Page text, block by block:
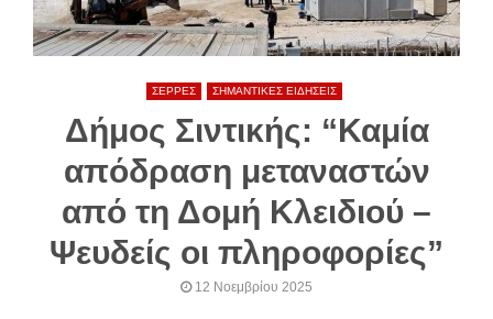
ΣΕΡΡΕΣ ΣΗΜΑΝΤΙΚΕΣ ΕΙΔΗΣΕΙΣ
Δήμος Σιντικής: “Καμία
απόδραση μεταναστών
από τη Δομή Κλειδιού –
Ψευδείς οι πληροφορίες”
12 Νοεμβρίου 2025